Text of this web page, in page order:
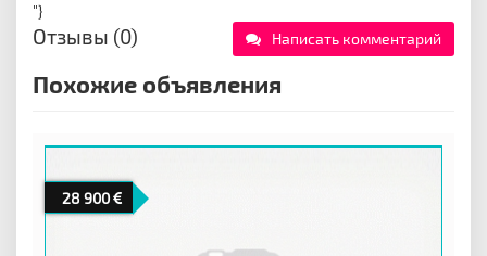
"}
Отзывы (0) Написать комментарий
Похожие объявления
28 900